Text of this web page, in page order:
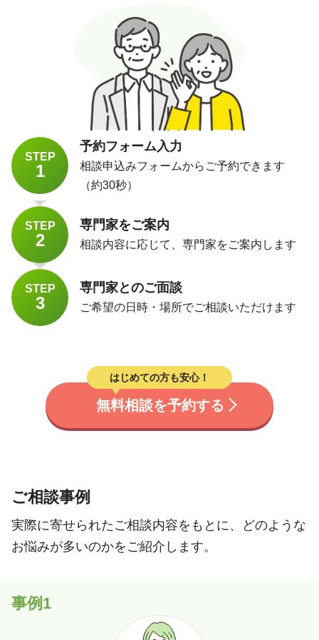
STEP
1
予約フォーム入力
相談申込みフォームからご予約できます
（約30秒）
STEP
2
専門家をご案内
相談内容に応じて、専門家をご案内します
STEP
3
専門家とのご面談
ご希望の日時・場所でご相談いただけます
はじめての方も安心！
無料相談を予約する
ご相談事例
実際に寄せられたご相談内容をもとに、どのような
お悩みが多いのかをご紹介します。
事例1